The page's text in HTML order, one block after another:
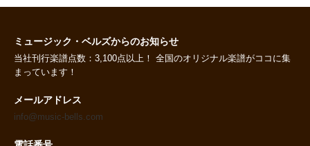
ミュージック・ベルズからのお知らせ
当社刊行楽譜点数：3,100点以上！ 全国のオリジナル楽譜がココに集
まっています！
メールアドレス
info@music-bells.com